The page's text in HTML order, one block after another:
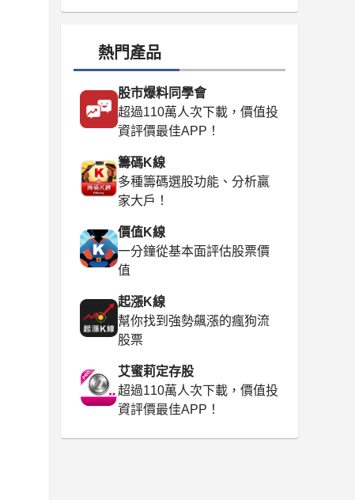
熱門產品
股市爆料同學會
超過110萬人次下載，價值投
資評價最佳APP！
籌碼K線
多種籌碼選股功能、分析贏
家大戶！
價值K線
一分鐘從基本面評估股票價
值
起漲K線
幫你找到強勢飆漲的瘋狗流
股票
艾蜜莉定存股
超過110萬人次下載，價值投
資評價最佳APP！